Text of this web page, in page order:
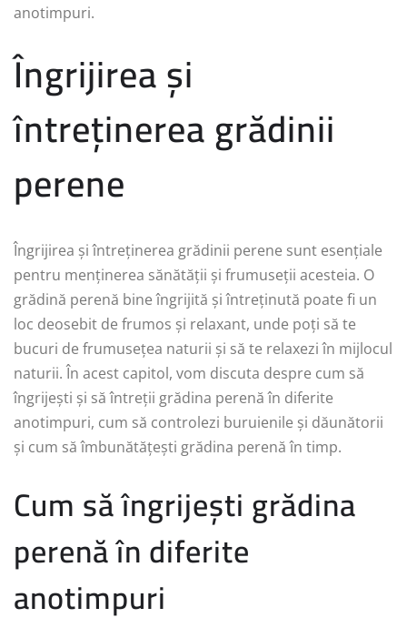
anotimpuri.
Îngrijirea și
întreținerea grădinii
perene
Îngrijirea și întreținerea grădinii perene sunt esențiale
pentru menținerea sănătății și frumuseții acesteia. O
grădină perenă bine îngrijită și întreținută poate fi un
loc deosebit de frumos și relaxant, unde poți să te
bucuri de frumusețea naturii și să te relaxezi în mijlocul
naturii. În acest capitol, vom discuta despre cum să
îngrijești și să întreții grădina perenă în diferite
anotimpuri, cum să controlezi buruienile și dăunătorii
și cum să îmbunătățești grădina perenă în timp.
Cum să îngrijești grădina
perenă în diferite
anotimpuri